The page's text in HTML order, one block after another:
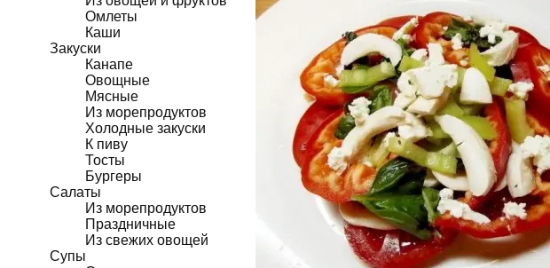
Омлеты
Каши
Закуски
Канапе
Овощные
Мясные
Из морепродуктов
Холодные закуски
К пиву
Тосты
Бургеры
Салаты
Из морепродуктов
Праздничные
Из свежих овощей
Супы